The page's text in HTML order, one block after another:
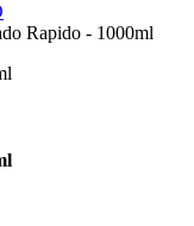
Rapido - 1000ml